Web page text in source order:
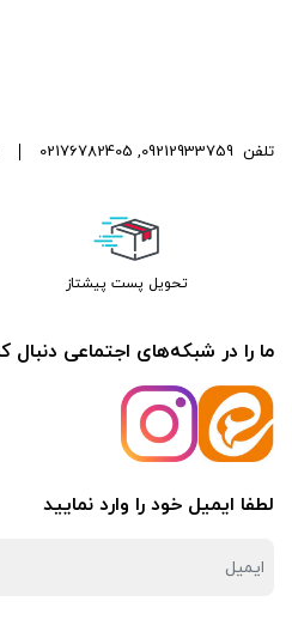
تلفن 09212933759
,
02176782405
تحویل پست پیشتاز
ما را در شبکه‌های اجتماعی دنبال
لطفا ایمیل خود را وارد نمایید